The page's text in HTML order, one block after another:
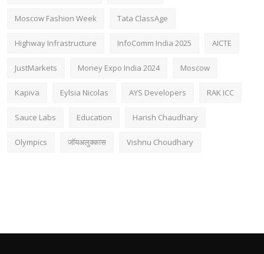
Moscow Fashion Week Tata ClassAge
Highway Infrastructure InfoComm India 2025 AICTE
JustMarkets Money Expo India 2024 Moscow
Kapiva Eylsia Nicolas AYS Developers RAK ICC
Sauce Labs Education Harish Chaudhary
Olympics जॉयअलुक्कास Vishnu Choudhary